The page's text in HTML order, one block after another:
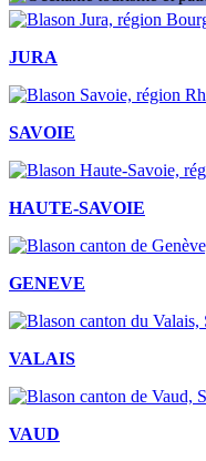
JURA
SAVOIE
HAUTE-SAVOIE
GENEVE
VALAIS
VAUD